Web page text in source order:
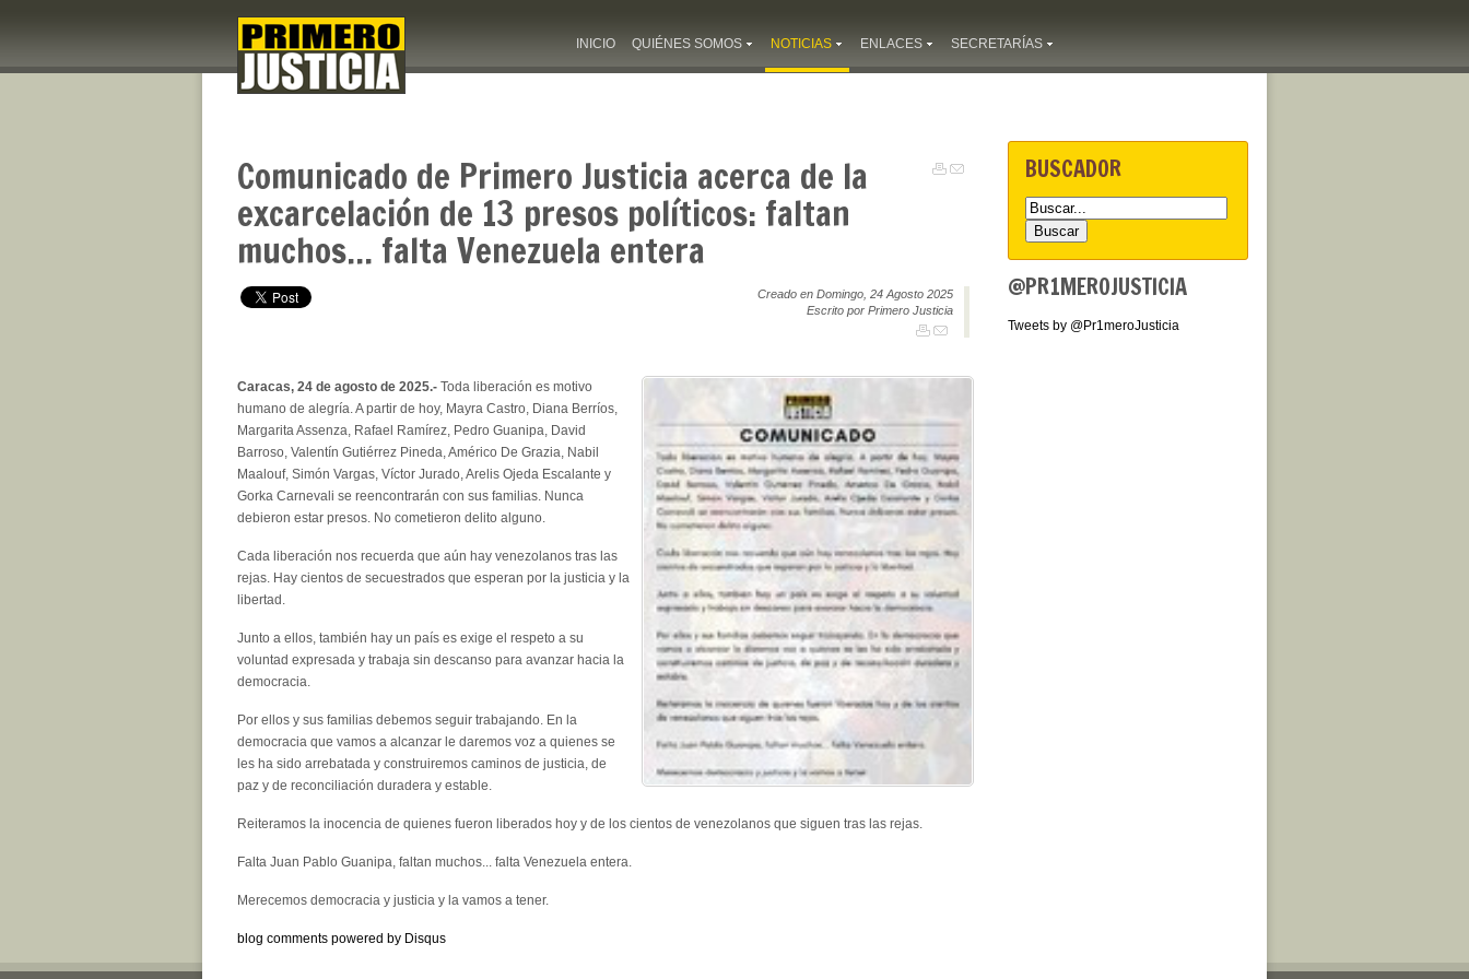
INICIO QUIÉNES SOMOS NOTICIAS ENLACES SECRETARÍAS
Comunicado de Primero Justicia acerca de la
excarcelación de 13 presos políticos: faltan
muchos... falta Venezuela entera
Creado en Domingo, 24 Agosto 2025
Escrito por Primero Justicia
Caracas, 24 de agosto de 2025.- Toda liberación es motivo
humano de alegría. A partir de hoy, Mayra Castro, Diana Berríos,
Margarita Assenza, Rafael Ramírez, Pedro Guanipa, David
Barroso, Valentín Gutiérrez Pineda, Américo De Grazia, Nabil
Maalouf, Simón Vargas, Víctor Jurado, Arelis Ojeda Escalante y
Gorka Carnevali se reencontrarán con sus familias. Nunca
debieron estar presos. No cometieron delito alguno.
Cada liberación nos recuerda que aún hay venezolanos tras las
rejas. Hay cientos de secuestrados que esperan por la justicia y la
libertad.
Junto a ellos, también hay un país es exige el respeto a su
voluntad expresada y trabaja sin descanso para avanzar hacia la
democracia.
Por ellos y sus familias debemos seguir trabajando. En la
democracia que vamos a alcanzar le daremos voz a quienes se
les ha sido arrebatada y construiremos caminos de justicia, de
paz y de reconciliación duradera y estable.
Reiteramos la inocencia de quienes fueron liberados hoy y de los cientos de venezolanos que siguen tras las rejas.
Falta Juan Pablo Guanipa, faltan muchos... falta Venezuela entera.
Merecemos democracia y justicia y la vamos a tener.
blog comments powered by Disqus
BUSCADOR
@PR1MEROJUSTICIA
Tweets by @Pr1meroJusticia